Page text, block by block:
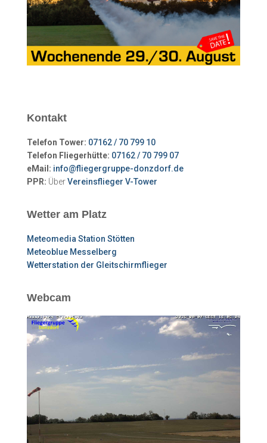
Kontakt
Telefon Tower: 07162 / 70 799 10
Telefon Fliegerhütte: 07162 / 70 799 07
eMail: info@fliegergruppe-donzdorf.de
PPR: ÜberVereinsflieger V-Tower
Wetter am Platz
Meteomedia Station Stötten
Meteoblue Messelberg
Wetterstation der Gleitschirmflieger
Webcam